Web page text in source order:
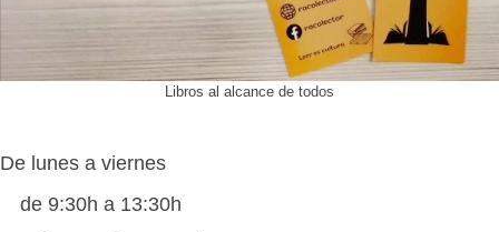
Libros al alcance de todos
De lunes a viernes
de 9:30h a 13:30h